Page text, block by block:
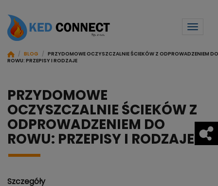
Toggle
/ BLOG /
PRZYDOMOWE OCZYSZCZALNIE ŚCIEKÓW Z ODPROWADZENIEM DO
ROWU: PRZEPISY I RODZAJE
PRZYDOMOWE
OCZYSZCZALNIE ŚCIEKÓW Z
ODPROWADZENIEM DO
ROWU: PRZEPISY I RODZAJE
Szczegóły